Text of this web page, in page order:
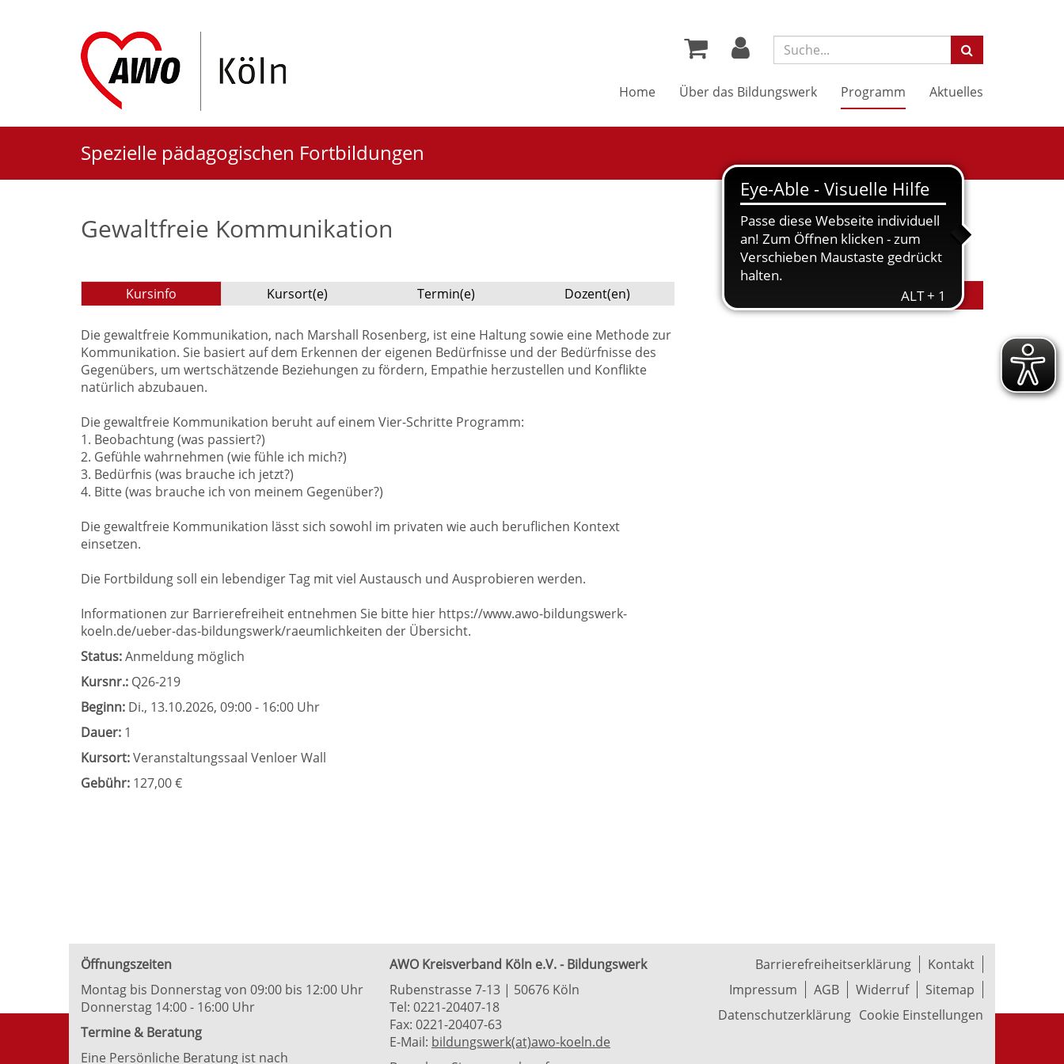
Suchbegriff:
Home Über das Bildungswerk Programm Aktuelles
Spezielle pädagogischen Fortbildungen
Gewaltfreie Kommunikation
Kursinfo Kursort(e) Termin(e) Dozent(en)
Die gewaltfreie Kommunikation, nach Marshall Rosenberg, ist eine Haltung sowie eine Methode zur
Kommunikation. Sie basiert auf dem Erkennen der eigenen Bedürfnisse und der Bedürfnisse des
Gegenübers, um wertschätzende Beziehungen zu fördern, Empathie herzustellen und Konflikte
natürlich abzubauen.
Die gewaltfreie Kommunikation beruht auf einem Vier-Schritte Programm:
1. Beobachtung (was passiert?)
2. Gefühle wahrnehmen (wie fühle ich mich?)
3. Bedürfnis (was brauche ich jetzt?)
4. Bitte (was brauche ich von meinem Gegenüber?)
Die gewaltfreie Kommunikation lässt sich sowohl im privaten wie auch beruflichen Kontext
einsetzen.
Die Fortbildung soll ein lebendiger Tag mit viel Austausch und Ausprobieren werden.
Informationen zur Barrierefreiheit entnehmen Sie bitte hier https://www.awo-bildungswerk-
koeln.de/ueber-das-bildungswerk/raeumlichkeiten der Übersicht.
Status:Anmeldung möglich
Kursnr.: Q26-219
Beginn: Di., 13.10.2026, 09:00 - 16:00 Uhr
Dauer: 1
Kursort:Veranstaltungssaal Venloer Wall
Gebühr: 127,00 €
In den Warenkorb
Öffnungszeiten
Montag bis Donnerstag von 09:00 bis 12:00 Uhr
Donnerstag 14:00 - 16:00 Uhr
Termine & Beratung
Eine Persönliche Beratung ist nach
AWO Kreisverband Köln e.V. - Bildungswerk
Rubenstrasse 7-13 | 50676 Köln
Tel: 0221-20407-18
Fax: 0221-20407-63
E-Mail: bildungswerk(at)awo-koeln.de
Barrierefreiheitserklärung
Kontakt
Impressum
AGB Widerruf
Sitemap
Datenschutzerklärung Cookie Einstellungen